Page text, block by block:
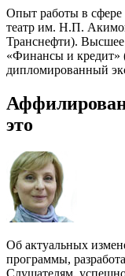
Опыт работы в сфере
театр им. Н.П.
Транснефти). Высшее
«Финансы и
дипломированный
это
Об актуальных
программы,